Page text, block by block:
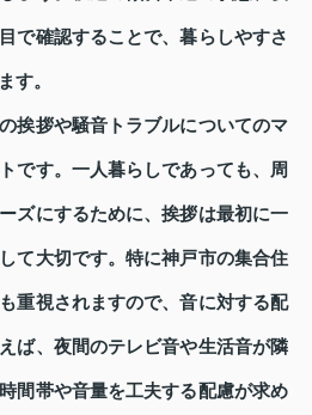
で確認することで、暮らしやすさ
す。
挨拶や騒音トラブルについてのマ
です。一人暮らしであっても、周
ズにするために、挨拶は最初に一
て大切です。特に神戸市の集合住
重視されますので、音に対する配
ば、夜間のテレビ音や生活音が隣
間帯や音量を工夫する配慮が求め